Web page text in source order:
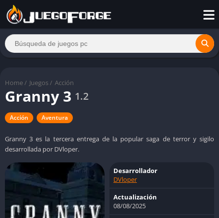
Home / Juegos / Acción
Granny 3 1.2
Acción Aventura
Granny 3 es la tercera entrega de la popular saga de terror y sigilo
desarrollada por DVloper.
Desarrollador
DVloper
Actualización
08/08/2025